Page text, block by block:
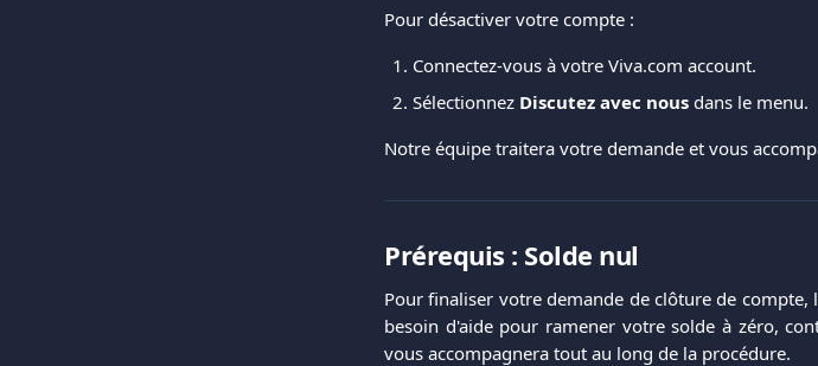
Pour désactiver votre compte :
Connectez-vous à votre Viva.com account.
Sélectionnez Discutez avec nous dans le menu.
Notre équipe traitera votre demande et vous
Prérequis : Solde nul
Pour finaliser votre demande de clôture de
besoin d'aide pour ramener votre solde à zéro,
vous accompagnera tout au long de la procédure.